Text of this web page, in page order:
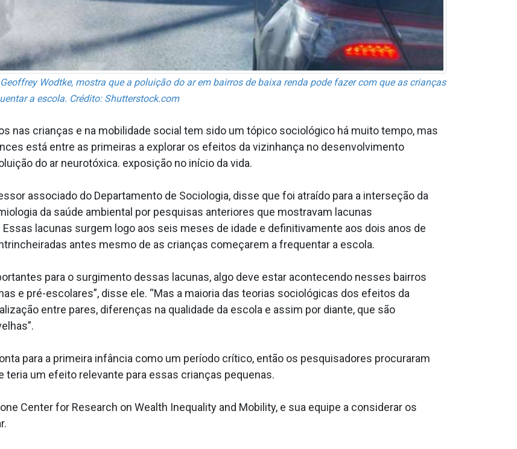
Wodtke, mostra que a poluição do ar em bairros de baixa renda pode fazer com que as crianças
a escola. Crédito: Shutterstock.com
nas crianças e na mobilidade social tem sido um tópico sociológico há muito tempo, mas
está entre as primeiras a explorar os efeitos da vizinhança no desenvolvimento
do ar neurotóxica. exposição no início da vida.
associado do Departamento de Sociologia, disse que foi atraído para a interseção da
da saúde ambiental por pesquisas anteriores que mostravam lacunas
lacunas surgem logo aos seis meses de idade e definitivamente aos dois anos de
antes mesmo de as crianças começarem a frequentar a escola.
para o surgimento dessas lacunas, algo deve estar acontecendo nesses bairros
e pré-escolares”, disse ele. “Mas a maioria das teorias sociológicas dos efeitos da
entre pares, diferenças na qualidade da escola e assim por diante, que são
para a primeira infância como um período crítico, então os pesquisadores procuraram
um efeito relevante para essas crianças pequenas.
Center for Research on Wealth Inequality and Mobility, e sua equipe a considerar os